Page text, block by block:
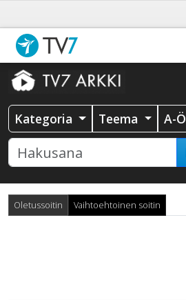
Kategoria Teema A-
Oletussoitin Vaihtoehtoinen soitin